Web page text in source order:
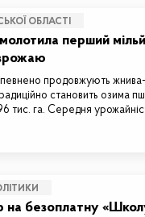
ОБЛАСТІ
перший
впевнено продовжують
становить озима
тис. га. Середня
на безоплатну